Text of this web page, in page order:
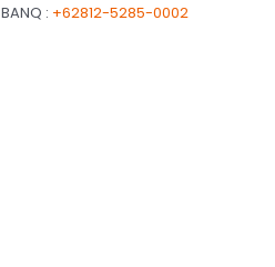
: +62812-5285-0002